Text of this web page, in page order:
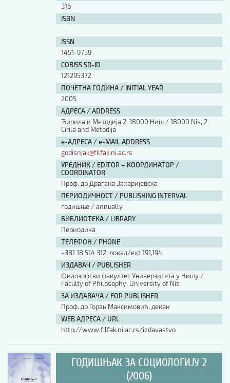
316
ISBN
-
ISSN
1451-9739
COBISS.SR-ID
121295372
ПОЧЕТНА ГОДИНА / INITIAL YEAR
2005
АДРЕСА / ADDRESS
Ћирила и Методија 2, 18000 Ниш / 18000 Nis, 2
Cirila and Metodija
е-АДРЕСА / e-MAIL ADDRESS
godisnjak@filfak.ni.ac.rs
УРЕДНИК / EDITOR – КООРДИНАТОР /
COORDINATOR
Проф. др Драгана Захаријевска
ПЕРИОДИЧНОСТ / PUBLISHING INTERVAL
годишње / annually
БИБЛИОТЕКА / LIBRARY
Периодика
ТЕЛЕФОН / PHONE
+381 18 514 312, локал/ext 191,194
ИЗДАВАЧ / PUBLISHER
Филозофски факултет Универзитета у Нишу /
Faculty of Philosophy, University of Nis
ЗА ИЗДАВАЧА / FOR PUBLISHER
Проф. др Горан Максимовић, декан
WEB АДРЕСА / URL
http://www.filfak.ni.ac.rs/izdavastvo
ГОДИШЊАК ЗА СОЦИОЛОГИЈУ 2
(2006)